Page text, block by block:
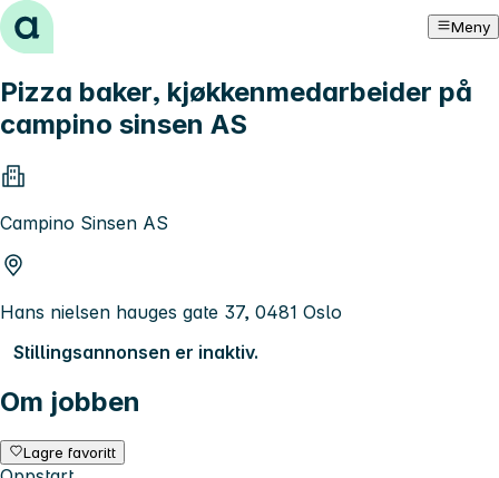
Hopp til innhold Meny
Pizza baker, kjøkkenmedarbeider på
campino sinsen AS
Campino Sinsen AS
Hans nielsen hauges gate 37, 0481 Oslo
Stillingsannonsen er inaktiv.
Om jobben
Lagre favoritt